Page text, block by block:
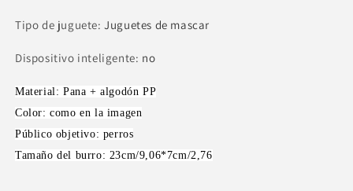
Tipo de juguete:Juguetes de mascar
Dispositivo inteligente: no
Material: Pana + algodón PP
Color: como en la imagen
Público objetivo: perros
Tamaño del burro: 23cm/9,06*7cm/2,76